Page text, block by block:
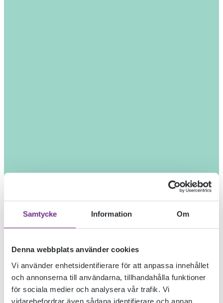
Samtycke Information Om
Denna webbplats använder cookies
Vi använder enhetsidentifierare för att anpassa innehållet
och annonserna till användarna, tillhandahålla funktioner
för sociala medier och analysera vår trafik. Vi
vidarebefordrar även sådana identifierare och annan